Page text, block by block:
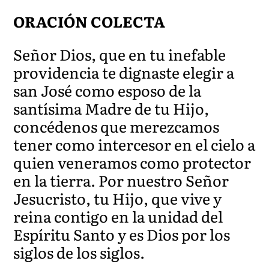
ORACIÓN COLECTA
Señor Dios, que en tu inefable
providencia te dignaste elegir a
san José como esposo de la
santísima Madre de tu Hijo,
concédenos que merezcamos
tener como intercesor en el cielo a
quien veneramos como protector
en la tierra. Por nuestro Señor
Jesucristo, tu Hijo, que vive y
reina contigo en la unidad del
Espíritu Santo y es Dios por los
siglos de los siglos.